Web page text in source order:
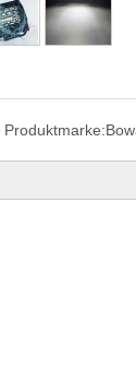
Produktmarke: